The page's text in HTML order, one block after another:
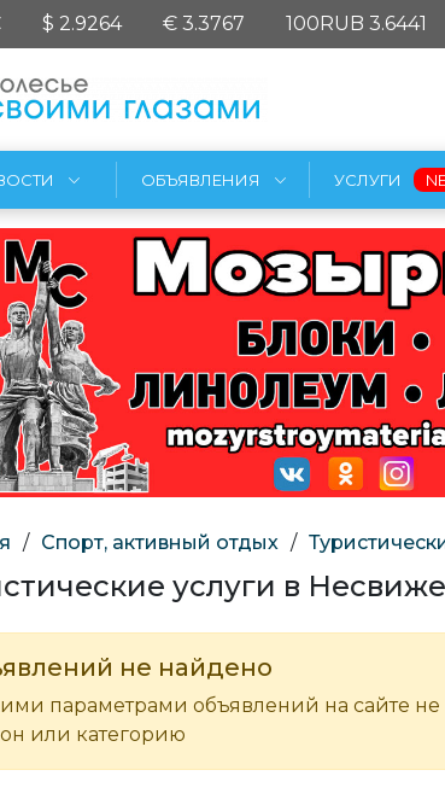
$ 2.9264 € 3.3767 100RUB 3.6441
ОБЪЯВЛЕНИЯ УСЛУГИ
/ Спорт, активный отдых /
услуги в Несвиже
не найдено
параметрами объявлений на сайте
или категорию